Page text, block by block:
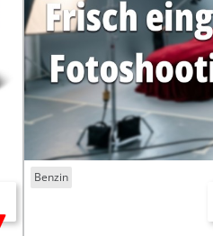
Benzin